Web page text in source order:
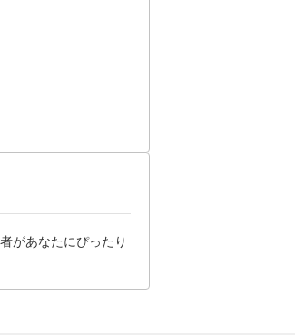
があなたにぴったり